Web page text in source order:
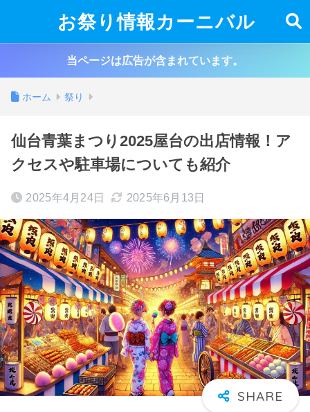
お祭り情報カーニバル
当ページは広告が含まれています。
ホーム 祭り
仙台青葉まつり2025屋台の出店情報！ア
クセスや駐車場についても紹介
2025年4月24日 2025年6月13日